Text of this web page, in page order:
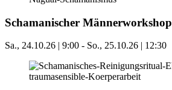
Schamanischer Männerworkshop
Sa., 24.10.26 | 9:00 - So., 25.10.26 | 12:30